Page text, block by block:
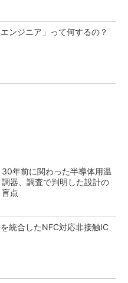
ンジニア」って何するの？
30年前に関わった半導体用温
調器、調査で判明した設計の
盲点
統合したNFC対応非接触IC